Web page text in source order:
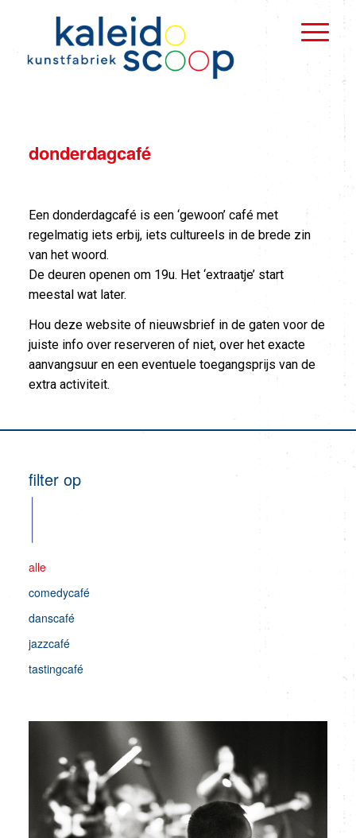
donderdagcafé
Een donderdagcafé is een ‘gewoon’ café met
regelmatig iets erbij, iets cultureels in de brede zin
van het woord.
De deuren openen om 19u. Het ‘extraatje’ start
meestal wat later.
Hou deze website of nieuwsbrief in de gaten voor de
juiste info over reserveren of niet, over het exacte
aanvangsuur en een eventuele toegangsprijs van de
extra activiteit.
filter op
alle
comedycafé
danscafé
jazzcafé
tastingcafé